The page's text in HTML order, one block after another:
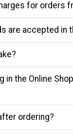
for orders
are accepted in
in the Online
ordering?